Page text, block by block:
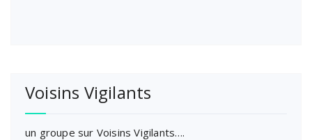
Voisins Vigilants
un groupe sur Voisins Vigilants….